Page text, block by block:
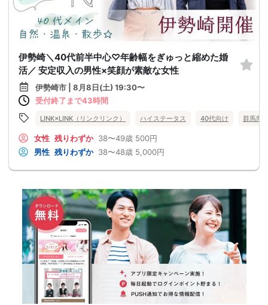
伊勢崎＼40代前半中心♡年齢幅をぎゅっと縮めた婚
活／ 安定収入の男性×笑顔が素敵な女性
伊勢崎市 | 8月8日(土) 19:30〜
受付終了まで43時間
LINK×LINK（リンクリンク） ハイステータス 40代向け 群馬県
女性 残りわずか 38〜49歳 500円
男性 残りわずか 38〜48歳 5,000円